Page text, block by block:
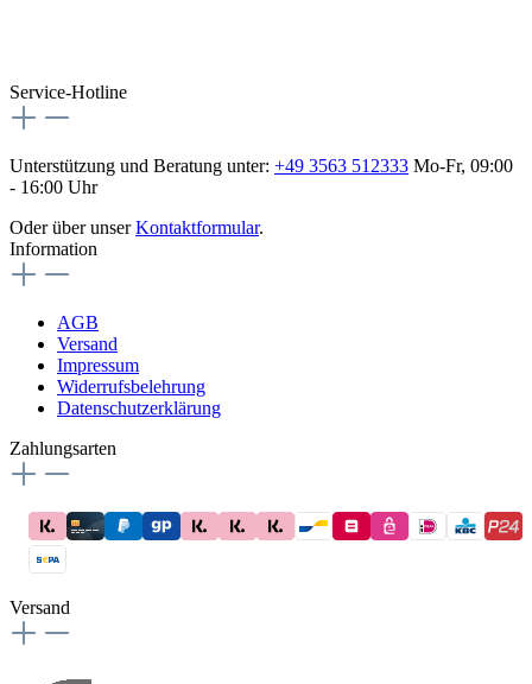
Service-Hotline
Unterstützung und Beratung unter: +49 3563 512333 Mo-Fr, 09:00
- 16:00 Uhr
Oder über unserKontaktformular.
Information
AGB
Versand
Impressum
Widerrufsbelehrung
Datenschutzerklärung
Zahlungsarten
Versand